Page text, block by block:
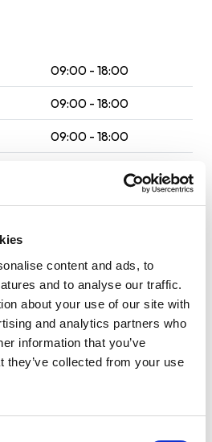
content and ads, to
and to analyse our traffic.
about your use of our site with
and analytics partners who
information that you’ve
they’ve collected from your use
09:00 - 18:00
09:00 - 18:00
09:00 - 18:00
09:00 - 18:00
10:00 - 15:00